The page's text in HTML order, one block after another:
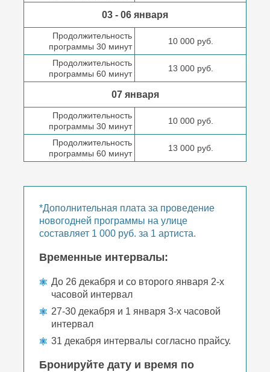
03 - 06 января
Продолжительность
программы 30 минут
10 000 руб.
Продолжительность
программы 60 минут
13 000 руб.
07 января
Продолжительность
программы 30 минут
10 000 руб.
Продолжительность
программы 60 минут
13 000 руб.
*Дополнительная плата за проведение
новогодней программы на улице
составляет 1 000 руб. за 1 артиста.
Временные интервалы:
До 26 декабря и со второго января 2-х
часовой интервал
27-30 декабря и 1 января 3-х часовой
интервал
31 декабря интервалы согласно прайсу.
Бронируйте дату и время по